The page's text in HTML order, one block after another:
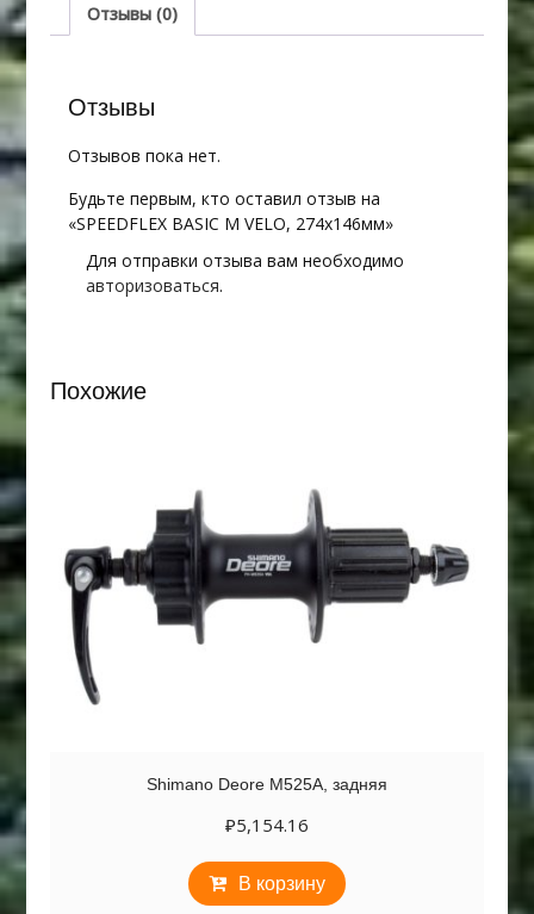
Отзывы (0)
Отзывы
Отзывов пока нет.
Будьте первым, кто оставил отзыв на
«SPEEDFLEX BASIC M VELO, 274х146мм»
Для отправки отзыва вам необходимо
авторизоваться.
Похожие
Shimano Deore M525A, задняя
₽5,154.16
В корзину